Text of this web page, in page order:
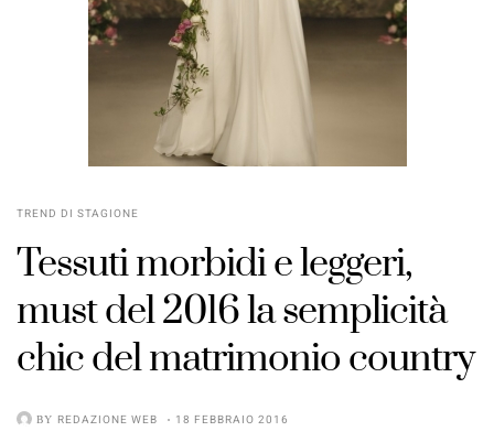
TREND DI STAGIONE
Tessuti morbidi e leggeri,
must del 2016 lasemplicità
chicdelmatrimonio country
BY REDAZIONE WEB 18 FEBBRAIO 2016